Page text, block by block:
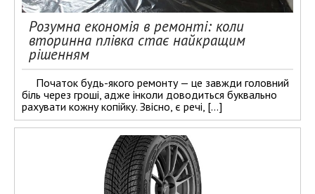
Розумна економія в ремонті: коли
вторинна плівка стає найкращим
рішенням
Початок будь-якого ремонту — це завжди головний
біль через гроші, адже інколи доводиться буквально
рахувати кожну копійку. Звісно, є речі, […]